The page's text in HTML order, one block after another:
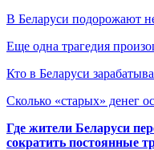
В Беларуси подорожают
Еще одна трагедия
Кто в Беларуси
Сколько «старых» денег
Где жители Беларуси
сократить постоянные